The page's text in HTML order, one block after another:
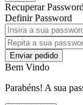
Recuperar Password
Definir Password
Enviar pedido
Bem Vindo
Parabéns! A sua